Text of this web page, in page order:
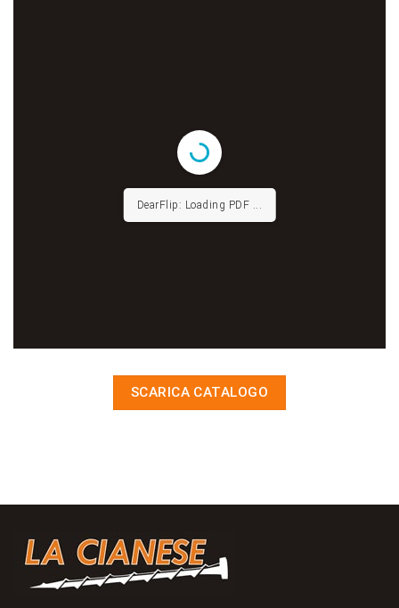
DearFlip: Loading PDF ...
SCARICA CATALOGO